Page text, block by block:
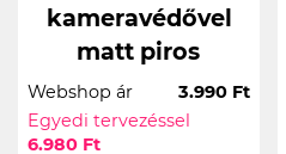
kameravédővel
matt piros
Webshop ár
3.990 Ft
Egyedi tervezéssel
6.980 Ft